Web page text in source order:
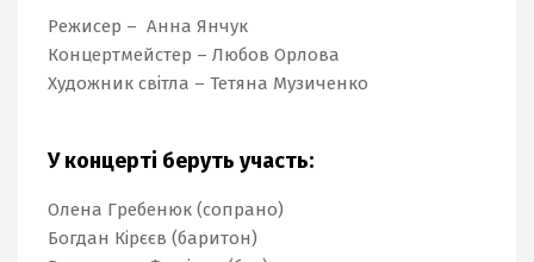
Режисер – Анна Янчук
Концертмейстер – Любов Орлова
Художник світла – Тетяна Музиченко
У концерті беруть участь:
Олена Гребенюк (сопрано)
Богдан Кірєєв (баритон)